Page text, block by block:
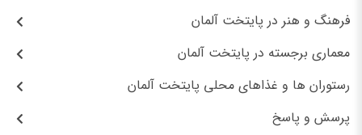
فرهنگ و هنر در پایتخت آلمان
معماری برجسته در پایتخت آلمان
رستوران ها و غذاهای محلی پایتخت آلمان
پرسش و پاسخ